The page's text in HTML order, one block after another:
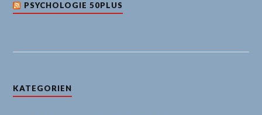
PSYCHOLOGIE 50PLUS
KATEGORIEN